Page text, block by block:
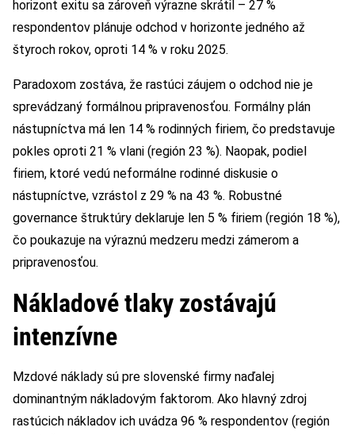
horizont exitu sa zároveň výrazne skrátil – 27 %
respondentov plánuje odchod v horizonte jedného až
štyroch rokov, oproti 14 % v roku 2025.
Paradoxom zostáva, že rastúci záujem o odchod nie je
sprevádzaný formálnou pripravenosťou. Formálny plán
nástupníctva má len 14 % rodinných firiem, čo predstavuje
pokles oproti 21 % vlani (región 23 %). Naopak, podiel
firiem, ktoré vedú neformálne rodinné diskusie o
nástupníctve, vzrástol z 29 % na 43 %. Robustné
governance štruktúry deklaruje len 5 % firiem (región 18 %),
čo poukazuje na výraznú medzeru medzi zámerom a
pripravenosťou.
Nákladové tlaky zostávajú
intenzívne
Mzdové náklady sú pre slovenské firmy naďalej
dominantným nákladovým faktorom. Ako hlavný zdroj
rastúcich nákladov ich uvádza 96 % respondentov (región